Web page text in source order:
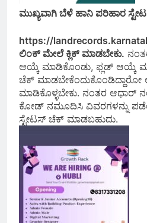
ಮುಖ್ಯವಾಗಿ ಬೆಳೆ ಹಾನಿ ಪರಿಹಾರ
https://
ಲಿಂಕ್ ಮೇಲೆ ಕ್ಲಿಕ್ ಮಾಡಬೇಕು.
ಆಯ್ಕೆ ಮಾಡಿಕೊಂಡು, ಫ್ಲಡ್ ಆಯ್ಕೆ
ಚೆಕ್ ಮಾಡಬೇಕೆಂದುಕೊಂಡಿದ್ದಾರೋ
ಮಾಡಿಕೊಳ್ಳಬೇಕು. ನಂತರ ಆಧಾರ್
ಕೋಡ್ ನಮೂದಿಸಿ ವಿವರಗಳನ್ನು
ಸ್ಟೇಟಸ್ ಚೆಕ್ ಮಾಡಬಹುದು.